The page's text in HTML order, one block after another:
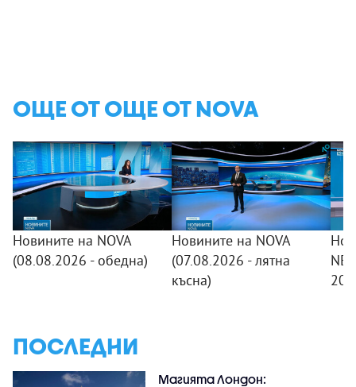
ОЩЕ ОТ ОЩЕ ОТ NOVA
Новините на NOVA
(08.08.2026 - обедна)
Новините на NOVA
(07.08.2026 - лятна
късна)
ПОСЛЕДНИ
Магията Лондон: